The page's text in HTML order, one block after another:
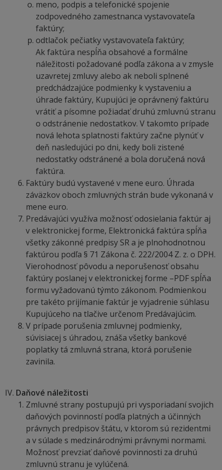
meno, podpis a telefonické spojenie
zodpovedného zamestnanca vystavovateľa
faktúry;
odtlačok pečiatky vystavovateľa faktúry;
Ak faktúra nespĺňa obsahové a formálne
náležitosti požadované podľa zákona a v zmysle
uzavretej zmluvy alebo ak neboli splnené
predchádzajúce podmienky k vystaveniu a
úhrade faktúry, Kupujúci je oprávnený faktúru
vrátiť a písomne požiadať druhú zmluvnú stranu
o odstránenie nedostatkov. V takomto prípade
nová lehota splatnosti faktúry začne plynúť v
deň nasledujúci po dni, kedy boli zistené
nedostatky odstránené a bola doručená nová
faktúra.
Faktúry budú vystavené v mene euro. Úhrada
záväzkov oboch zmluvných strán bude vykonaná v
mene euro.
Predávajúci využíva možnosť odosielania faktúr aj
v elektronickej forme, Elektronická faktúra spĺňa
všetky zákonné predpisy SR a je plnohodnotnou
faktúrou podľa § 71 Zákona č. 222/2004 Z. z. o DPH.
Vierohodnosť pôvodu a neporušenosť obsahu
faktúry poslanej v elektronickej forme –PDF spĺňa
formu vyžadovanú týmto zákonom. Podmienkou
pre takéto prijímanie faktúr je vyjadrenie súhlasu
Kupujúceho na tlačive určenom Predávajúcim.
V prípade porušenia zmluvnej podmienky,
súvisiacej s úhradou, znáša všetky bankové
poplatky tá zmluvná strana, ktorá porušenie
zavinila.
Daňové náležitosti
Zmluvné strany postupujú pri vysporiadaní svojich
daňových povinností podľa platných a účinných
právnych predpisov štátu, v ktorom sú rezidentmi
a v súlade s medzinárodnými právnymi normami.
Možnosť prevziať daňové povinnosti za druhú
zmluvnú stranu je vylúčená.